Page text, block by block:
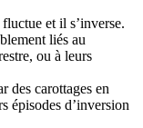
et il s’inverse.
liés au
ou à leurs
des carottages en
épisodes d’inversion